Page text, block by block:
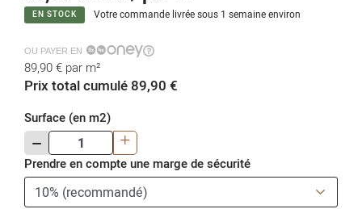
EN STOCK Votre commande livrée sous 1 semaine environ
OU PAYER EN
89,90 € par m²
Prix total cumulé 89,90 €
Surface (en m2)
+
-
Prendre en compte une marge de sécurité